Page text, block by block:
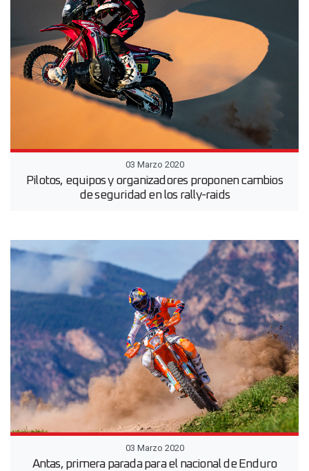
03 Marzo 2020
Pilotos, equipos y organizadores proponen cambios
de seguridad en los rally-raids
03 Marzo 2020
Antas, primera parada para el nacional de Enduro